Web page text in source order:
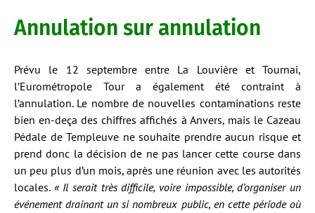
Annulation sur annulation
Prévu le 12 septembre entre La Louvière et Tournai,
l’Eurométropole Tour a également été contraint à
l’annulation. Le nombre de nouvelles contaminations reste
bien en-deça des chiffres affichés à Anvers, mais le Cazeau
Pédale de Templeuve ne souhaite prendre aucun risque et
prend donc la décision de ne pas lancer cette course dans
un peu plus d’un mois, après une réunion avec les autorités
locales. « Il serait très difficile, voire impossible, d’organiser un
événement drainant un si nombreux public, en cette période où